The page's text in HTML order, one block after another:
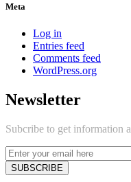
Meta
Log in
Entries feed
Comments feed
WordPress.org
Newsletter
Subcribe to get information